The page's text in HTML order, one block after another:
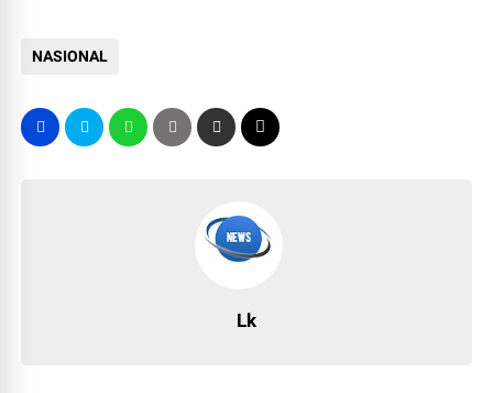
NASIONAL
Lk